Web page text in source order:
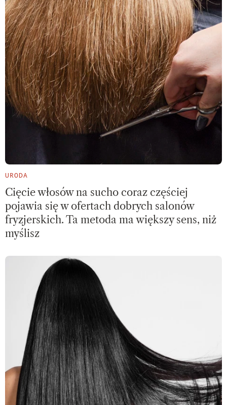
URODA
Cięcie włosów na sucho coraz częściej
pojawia się w ofertach dobrych salonów
fryzjerskich. Ta metoda ma większy sens, niż
myślisz